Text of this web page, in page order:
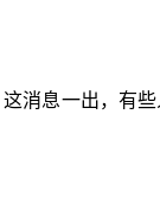
消息一出，有